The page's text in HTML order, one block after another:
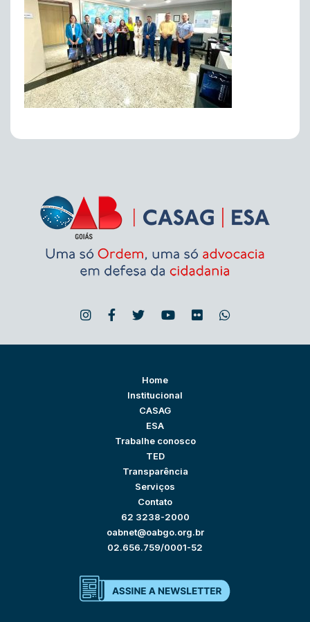
Home
Institucional
CASAG
ESA
Trabalhe conosco
TED
Transparência
Serviços
Contato
62 3238-2000
oabnet@oabgo.org.br
02.656.759/0001-52